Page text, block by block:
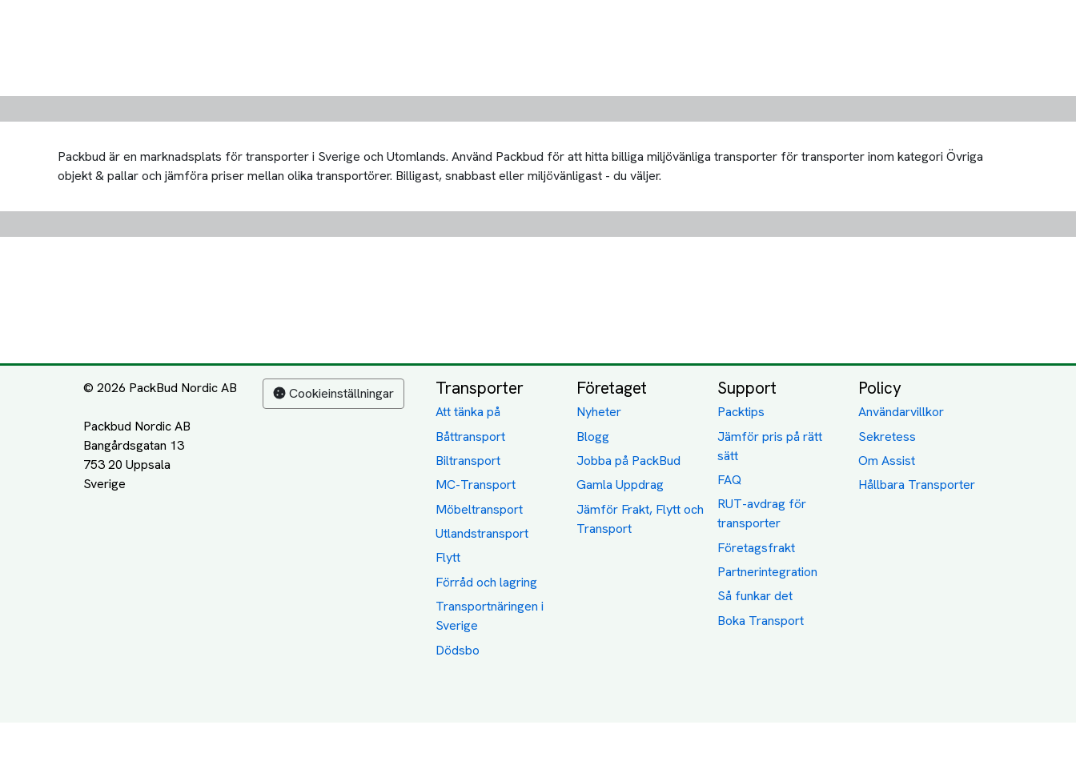
Packbud är en marknadsplats för transporter i Sverige och Utomlands. Använd Packbud för att hitta billiga miljövänliga transporter för transporter inom kategori Övriga
objekt & pallar och jämföra priser mellan olika transportörer. Billigast, snabbast eller miljövänligast - du väljer.
© 2026 PackBud Nordic AB
Packbud Nordic AB
Bangårdsgatan 13
753 20 Uppsala
Cookieinställningar Transporter
Att tänka på
Båttransport
Biltransport
MC-Transport
Möbeltransport
Utlandstransport
Flytt
Förråd och lagring
Transportnäringen i
Sverige
Dödsbo
Företaget
Nyheter
Blogg
Jobba på PackBud
Gamla Uppdrag
Jämför Frakt, Flytt och
Transport
Support
Packtips
Jämför pris på rätt
sätt
FAQ
RUT-avdrag för
transporter
Företagsfrakt
Partnerintegration
Så funkar det
Boka Transport
Policy
Användarvillkor
Sekretess
Om Assist
Hållbara Transporter